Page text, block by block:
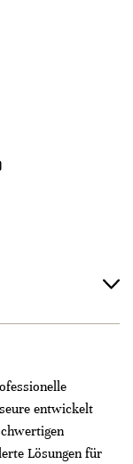
entwickelt
Lösungen für